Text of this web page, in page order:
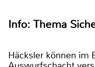
Info: Thema
Häcksler können im